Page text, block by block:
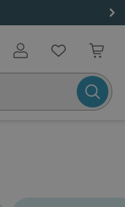
Benutzerkonto